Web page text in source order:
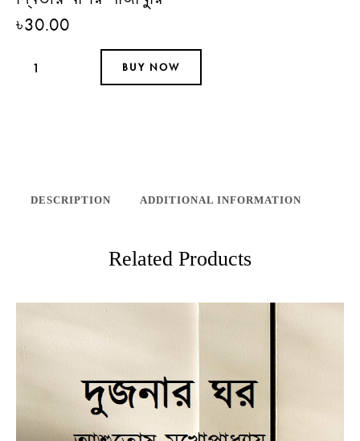
৳30.00
BUY NOW
DESCRIPTION ADDITIONAL INFORMATION
Related Products